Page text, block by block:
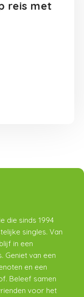
reis met
die sinds 1994
singles. Van
in een
Geniet van een
en een
Beleef samen
voor het